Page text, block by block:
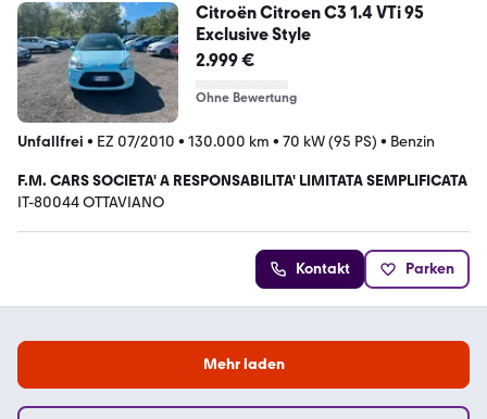
Citroën Citroen C3 1.4 VTi 95
Exclusive Style
2.999 €
Ohne Bewertung
Unfallfrei • EZ 07/2010 • 130.000 km • 70 kW (95 PS) • Benzin
F.M. CARS SOCIETA' A RESPONSABILITA' LIMITATA SEMPLIFICATA
IT-80044 OTTAVIANO
Kontakt Parken
Mehr laden